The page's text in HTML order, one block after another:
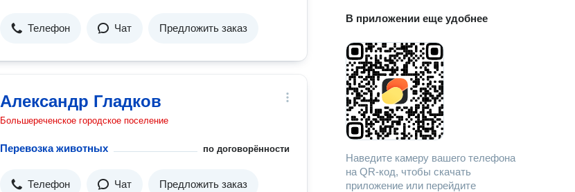
Телефон Чат Предложить заказ
Александр Гладков
Большереченское городское поселение
Перевозка животных по договорённости
Телефон Чат Предложить заказ
В приложении еще удобнее
Наведите камеру вашего телефона
на QR-код, чтобы скачать
приложение или перейдите